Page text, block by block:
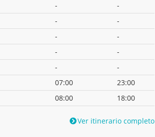
-
-
-
-
-
-
-
-
-
-
07:00
23:00
08:00 18:00
Ver itinerario completo